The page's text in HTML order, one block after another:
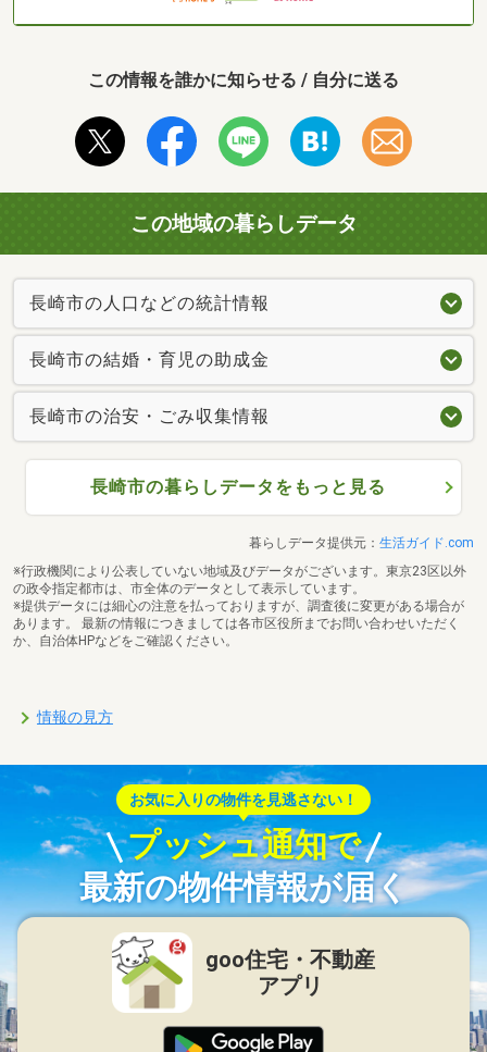
この情報を誰かに知らせる / 自分に送る
この地域の暮らしデータ
長崎市の人口などの統計情報
長崎市の結婚・育児の助成金
長崎市の治安・ごみ収集情報
長崎市の暮らしデータをもっと見る
暮らしデータ提供元： 生活ガイド.com
※行政機関により公表していない地域及びデータがございます。東京23区以外
の政令指定都市は、市全体のデータとして表示しています。
※提供データには細心の注意を払っておりますが、調査後に変更がある場合が
あります。 最新の情報につきましては各市区役所までお問い合わせいただく
か、自治体HPなどをご確認ください。
情報の見方
お気に入りの物件を見逃さない！
プッシュ通知で
最新の物件情報が届く
goo住宅・不動産
アプリ